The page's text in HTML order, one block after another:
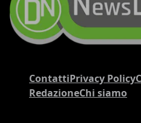
ContattiPrivacy Policy
RedazioneChi siamo